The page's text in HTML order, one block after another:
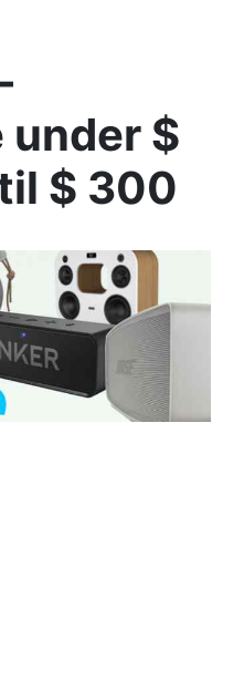
$
$ 300